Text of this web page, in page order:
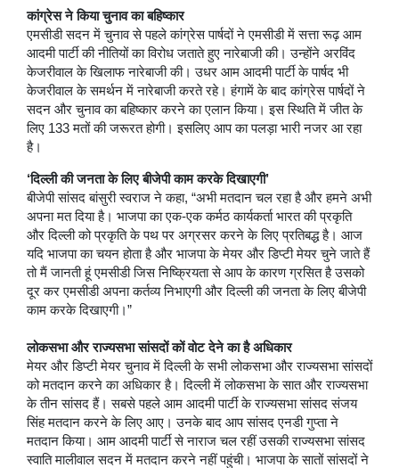
कांग्रेस ने किया चुनाव का बहिष्कार
एमसीडी सदन में चुनाव से पहले कांग्रेस पार्षदों ने एमसीडी में सत्ता रूढ़ आम
आदमी पार्टी की नीतियों का विरोध जताते हुए नारेबाजी की। उन्होंने अरविंद
केजरीवाल के खिलाफ नारेबाजी की। उधर आम आदमी पार्टी के पार्षद भी
केजरीवाल के समर्थन में नारेबाजी करते रहे। हंगामें के बाद कांग्रेस पार्षदों ने
सदन और चुनाव का बहिष्कार करने का एलान किया। इस स्थिति में जीत के
लिए 133 मतों की जरूरत होगी। इसलिए आप का पलड़ा भारी नजर आ रहा
है।
‘दिल्ली की जनता के लिए बीजेपी काम करके दिखाएगी’
बीजेपी सांसद बांसुरी स्वराज ने कहा, “अभी मतदान चल रहा है और हमने अभी
अपना मत दिया है। भाजपा का एक-एक कर्मठ कार्यकर्ता भारत की प्रकृति
और दिल्ली को प्रकृति के पथ पर अग्रसर करने के लिए प्रतिबद्ध है। आज
यदि भाजपा का चयन होता है और भाजपा के मेयर और डिप्टी मेयर चुने जाते हैं
तो मैं जानती हूं एमसीडी जिस निष्क्रियता से आप के कारण ग्रसित है उसको
दूर कर एमसीडी अपना कर्तव्य निभाएगी और दिल्ली की जनता के लिए बीजेपी
काम करके दिखाएगी।”
लोकसभा और राज्यसभा सांसदों कों वोट देने का है अधिकार
मेयर और डिप्टी मेयर चुनाव में दिल्ली के सभी लोकसभा और राज्यसभा सांसदों
को मतदान करने का अधिकार है। दिल्ली में लोकसभा के सात और राज्यसभा
के तीन सांसद हैं। सबसे पहले आम आदमी पार्टी के राज्यसभा सांसद संजय
सिंह मतदान करने के लिए आए। उनके बाद आप सांसद एनडी गुप्ता ने
मतदान किया। आम आदमी पार्टी से नाराज चल रहीं उसकी राज्यसभा सांसद
स्वाति मालीवाल सदन में मतदान करने नहीं पहुंची। भाजपा के सातों सांसदों ने